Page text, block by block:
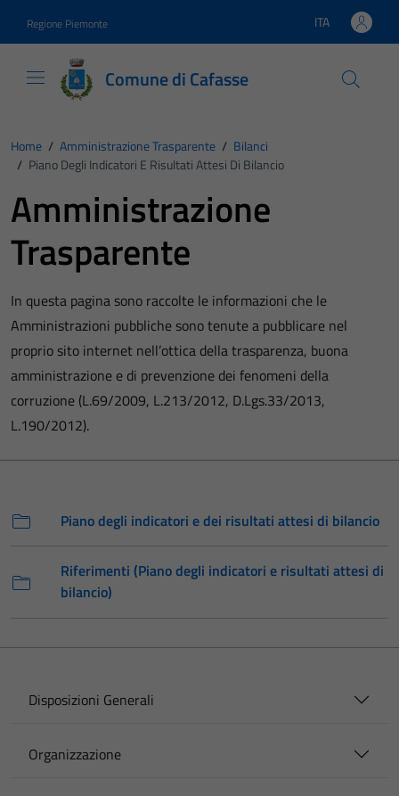
Regione Piemonte Lingua attiva:
ITA
Comune di Cafasse
Home / Amministrazione Trasparente / Bilanci
/ Piano Degli Indicatori E Risultati Attesi Di Bilancio
Amministrazione
Trasparente
In questa pagina sono raccolte le informazioni che le
Amministrazioni pubbliche sono tenute a pubblicare nel
proprio sito internet nell’ottica della trasparenza, buona
amministrazione e di prevenzione dei fenomeni della
corruzione (L.69/2009, L.213/2012, D.Lgs.33/2013,
L.190/2012).
Piano degli indicatori e dei risultati attesi di bilancio
Riferimenti (Piano degli indicatori e risultati attesi di
bilancio)
Disposizioni Generali
Organizzazione